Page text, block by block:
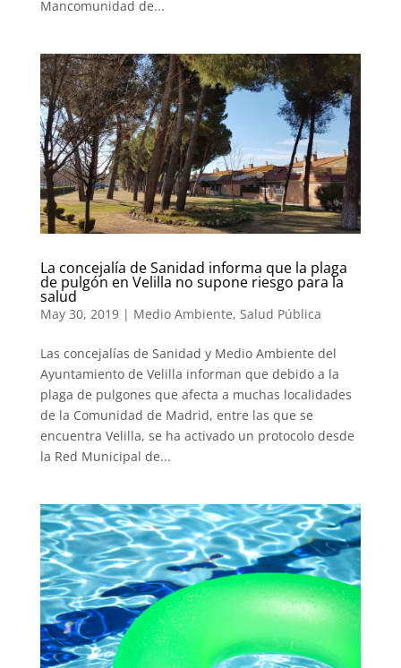
Mancomunidad de...
La concejalía de Sanidad informa que la plaga
de pulgón en Velilla no supone riesgo para la
salud
May 30, 2019| Medio Ambiente, Salud Pública
Las concejalías de Sanidad y Medio Ambiente del
Ayuntamiento de Velilla informan que debido a la
plaga de pulgones que afecta a muchas localidades
de la Comunidad de Madrid, entre las que se
encuentra Velilla, se ha activado un protocolo desde
la Red Municipal de...